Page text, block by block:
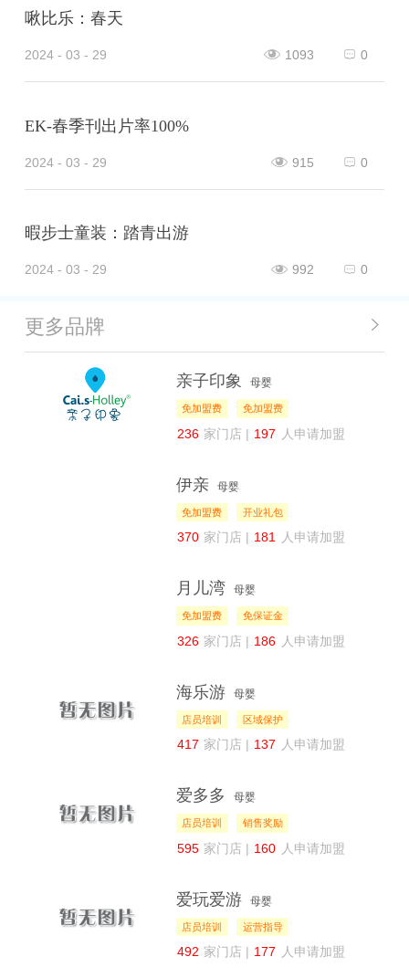
啾比乐：春天
2024 - 03 - 29 0
1093
EK-春季刊出片率100%
2024 - 03 - 29 0
915
暇步士童装：踏青出游
2024 - 03 - 29 0
992
更多品牌
亲子印象 母婴
免加盟费 免加盟费
236 家门店 | 197 人申请加盟
伊亲 母婴
免加盟费 开业礼包
370 家门店 | 181 人申请加盟
月儿湾 母婴
免加盟费 免保证金
326 家门店 | 186 人申请加盟
海乐游 母婴
店员培训 区域保护
417 家门店 | 137 人申请加盟
爱多多 母婴
店员培训 销售奖励
595 家门店 | 160 人申请加盟
爱玩爱游 母婴
店员培训 运营指导
492 家门店 | 177 人申请加盟